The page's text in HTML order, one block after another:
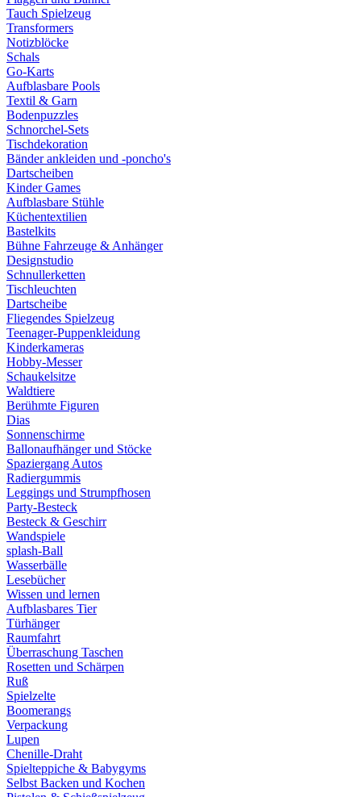
Tauch Spielzeug
Transformers
Notizblöcke
Schals
Go-Karts
Aufblasbare Pools
Textil & Garn
Bodenpuzzles
Schnorchel-Sets
Tischdekoration
Bänder ankleiden und -poncho's
Dartscheiben
Kinder Games
Aufblasbare Stühle
Küchentextilien
Bastelkits
Bühne Fahrzeuge & Anhänger
Designstudio
Schnullerketten
Tischleuchten
Dartscheibe
Fliegendes Spielzeug
Teenager-Puppenkleidung
Kinderkameras
Hobby-Messer
Schaukelsitze
Waldtiere
Berühmte Figuren
Dias
Sonnenschirme
Ballonaufhänger und Stöcke
Spaziergang Autos
Radiergummis
Leggings und Strumpfhosen
Party-Besteck
Besteck & Geschirr
Wandspiele
splash-Ball
Wasserbälle
Lesebücher
Wissen und lernen
Aufblasbares Tier
Türhänger
Raumfahrt
Überraschung Taschen
Rosetten und Schärpen
Ruß
Spielzelte
Boomerangs
Verpackung
Lupen
Chenille-Draht
Spielteppiche & Babygyms
Selbst Backen und Kochen